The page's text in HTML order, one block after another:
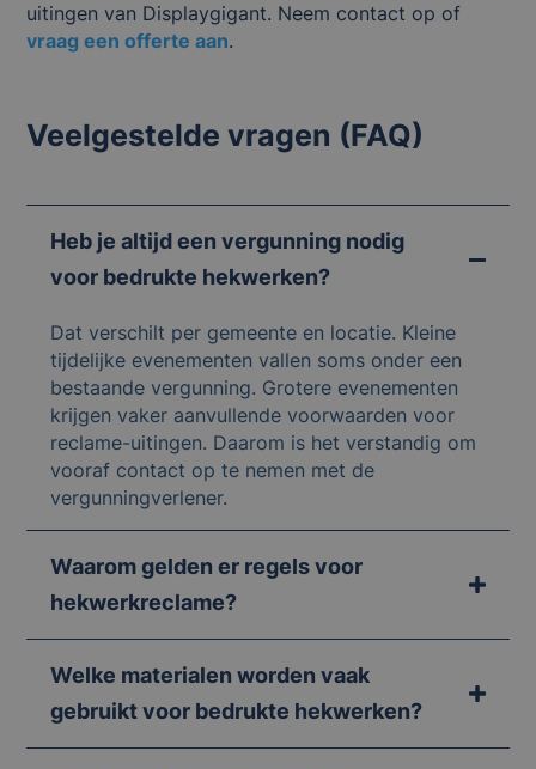
uitingen van Displaygigant. Neem contact op of
vraag een offerte aan.
Veelgestelde vragen (FAQ)
Heb je altijd een vergunning nodig
voor bedrukte hekwerken?
Dat verschilt per gemeente en locatie. Kleine
tijdelijke evenementen vallen soms onder een
bestaande vergunning. Grotere evenementen
krijgen vaker aanvullende voorwaarden voor
reclame-uitingen. Daarom is het verstandig om
vooraf contact op te nemen met de
vergunningverlener.
Waarom gelden er regels voor
hekwerkreclame?
Welke materialen worden vaak
gebruikt voor bedrukte hekwerken?